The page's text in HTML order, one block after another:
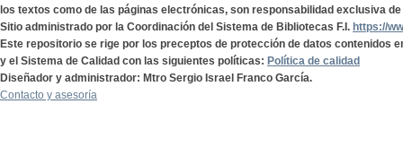
los textos como de las páginas electrónicas, son responsabilidad exclusiva
Sitio administrado por la Coordinación del Sistema de Bibliotecas F.I. https://
Este repositorio se rige por los preceptos de protección de datos contenidos
y el Sistema de Calidad con las siguientes políticas: Política de calidad
Diseñador y administrador: Mtro Sergio Israel Franco García.
Contacto y asesoría